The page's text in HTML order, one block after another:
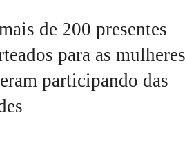
de 200 presentes
para as mulheres
participando das